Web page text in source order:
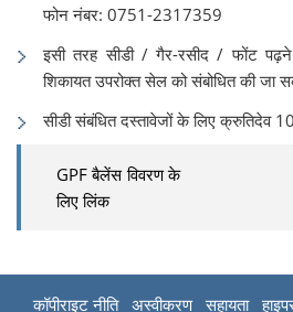
फोन नंबर: 0751-2317359
इसी तरह सीडी / गैर-रसीद / फोंट
शिकायत उपरोक्त सेल को संबोधित की जा
सीडी संबंधित दस्तावेजों के लिए क्रुतिदेव
GPF बैलेंस विवरण के
लिए लिंक
कॉपीराइट नीति अस्वीकरण सहायता